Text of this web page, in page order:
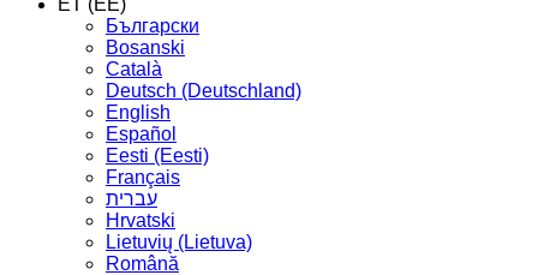
ET (EE)
Български
Bosanski
Сatalà
Deutsch (Deutschland)
English
Español
Eesti (Eesti)
Français
עברית
Hrvatski
Lietuvių (Lietuva)
Română